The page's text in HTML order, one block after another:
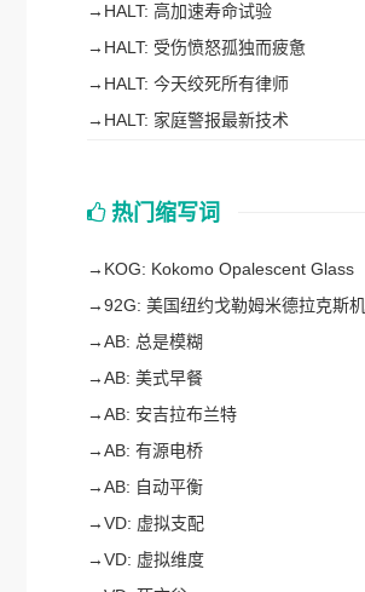
→ HALT: 高加速寿命试验
→ HALT: 受伤愤怒孤独而疲惫
→ HALT: 今天绞死所有律师
→ HALT: 家庭警报最新技术
热门缩写词
→ KOG: Kokomo Opalescent Glass
→92G: 美国纽约戈勒姆米德拉克斯
→AB: 总是模糊
→AB: 美式早餐
→AB: 安吉拉布兰特
→AB: 有源电桥
→AB: 自动平衡
→VD: 虚拟支配
→VD: 虚拟维度